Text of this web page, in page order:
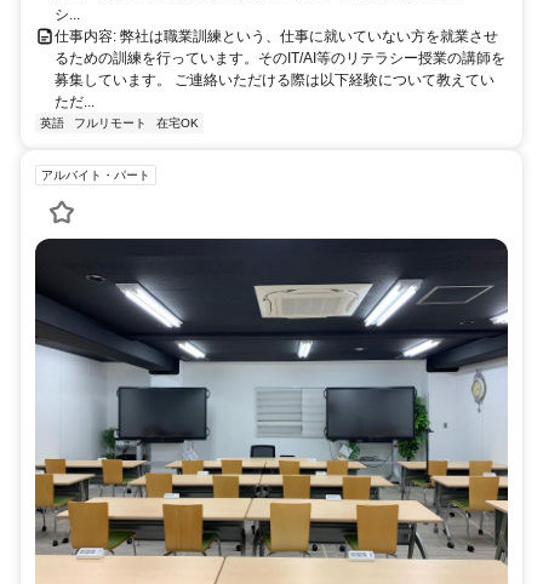
シ...
仕事内容: 弊社は職業訓練という、仕事に就いていない方を就業させ
るための訓練を行っています。そのIT/AI等のリテラシー授業の講師を
募集しています。 ご連絡いただける際は以下経験について教えてい
ただ...
英語 フルリモート 在宅OK
アルバイト・パート